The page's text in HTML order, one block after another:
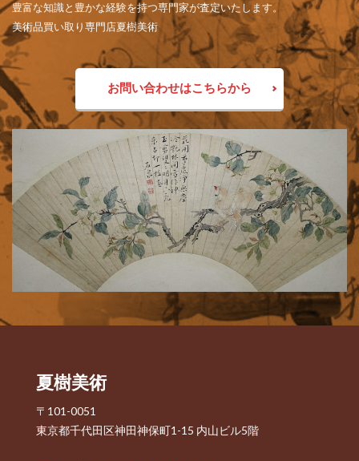
豊富な知識と豊かな経験を持つ専門家が査定いたします。
美術品買い取り専門店夏樹美術
お問い合わせはこちらから
夏樹美術
〒101-0051
東京都千代田区神田神保町1-15 内山ビル5階